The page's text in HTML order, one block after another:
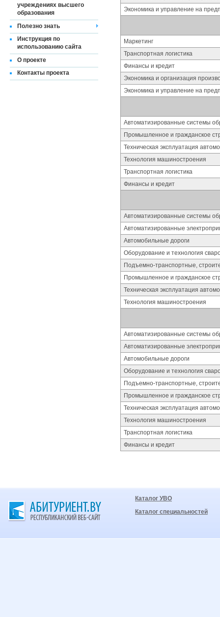
учреждениях высшего
образования
Полезно знать
Инструкция по
использованию сайта
О проекте
Контакты проекта
Экономика и управление на
Маркетинг
Транспортная логистика
Финансы и кредит
Экономика и организация
Экономика и управление на
Автоматизированные системы
Промышленное и гражданское
Техническая эксплуатация
Технология машиностроения
Транспортная логистика
Финансы и кредит
Автоматизированные системы
Автоматизированные
Автомобильные дороги
Оборудование и технология
Подъемно-транспортные,
Промышленное и гражданское
Техническая эксплуатация
Технология машиностроения
Автоматизированные системы
Автоматизированные
Автомобильные дороги
Оборудование и технология
Подъемно-транспортные,
Промышленное и гражданское
Техническая эксплуатация
Технология машиностроения
Транспортная логистика
Финансы и кредит
Каталог УВО
Каталог специальностей